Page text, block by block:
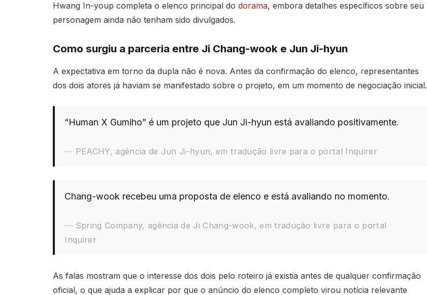
Hwang In-youp completa o elenco principal do dorama, embora detalhes específicos sobre seu
personagem ainda não tenham sido divulgados.
Como surgiu a parceria entre Ji Chang-wook e Jun Ji-hyun
A expectativa em torno da dupla não é nova. Antes da confirmação do elenco, representantes
dos dois atores já haviam se manifestado sobre o projeto, em um momento de negociação inicial.
“Human X Gumiho” é um projeto que Jun Ji-hyun está avaliando positivamente.
PEACHY, agência de Jun Ji-hyun, em tradução livre para o portal Inquirer
Chang-wook recebeu uma proposta de elenco e está avaliando no momento.
Spring Company, agência de Ji Chang-wook, em tradução livre para o portal
Inquirer
As falas mostram que o interesse dos dois pelo roteiro já existia antes de qualquer confirmação
oficial, o que ajuda a explicar por que o anúncio do elenco completo virou notícia relevante